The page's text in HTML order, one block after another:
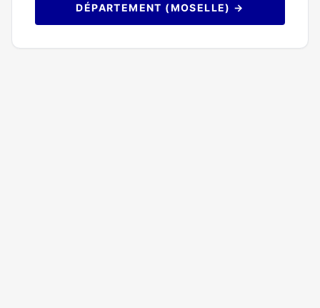
DÉPARTEMENT (MOSELLE) →